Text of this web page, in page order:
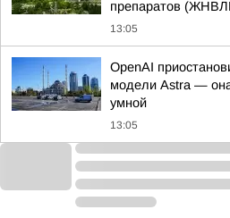
препаратов
13:05
OpenAI
модели Astra —
умной
13:05